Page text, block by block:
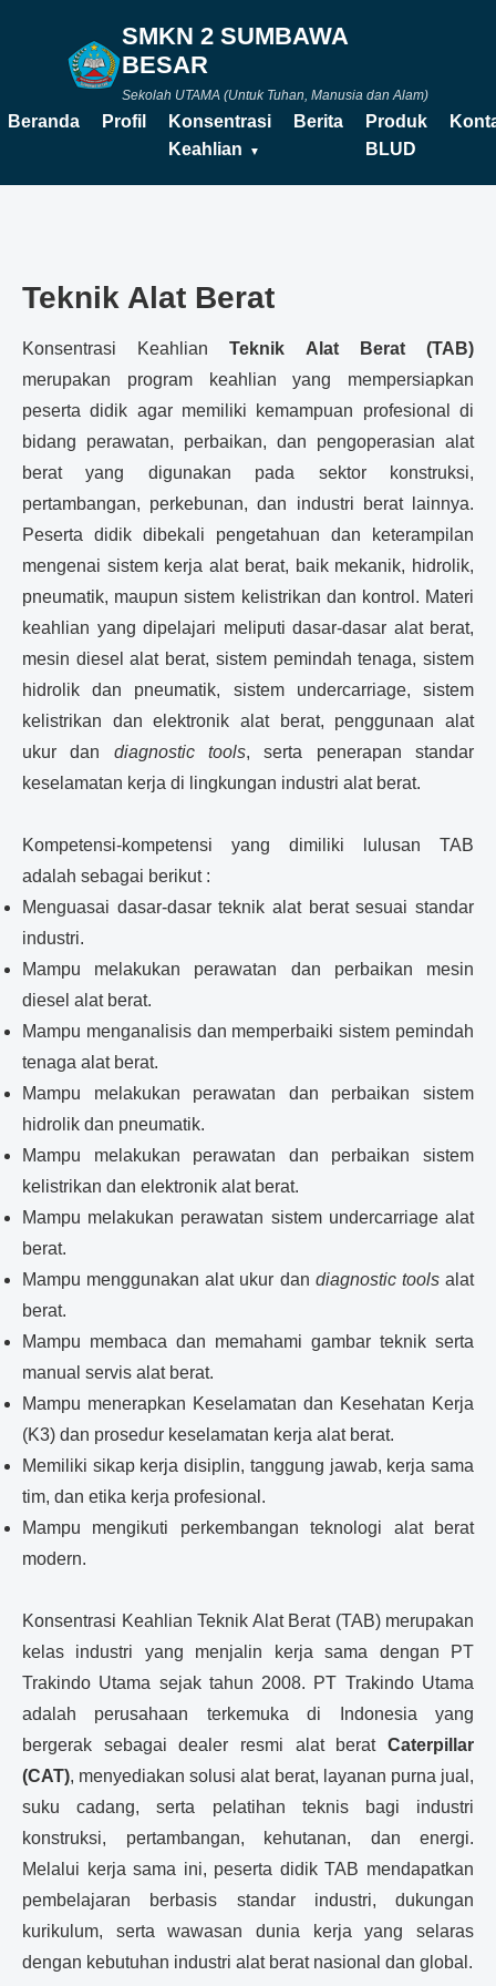
SMKN 2 SUMBAWA
BESAR
Sekolah UTAMA (Untuk Tuhan, Manusia dan Alam)
Beranda Profil
Konsentrasi
Keahlian
Berita
Produk
BLUD
Teknik Alat Berat
Konsentrasi Keahlian Teknik Alat Berat (TAB)
merupakan program keahlian yang mempersiapkan
peserta didik agar memiliki kemampuan profesional di
bidang perawatan, perbaikan, dan pengoperasian alat
berat yang digunakan pada sektor konstruksi,
pertambangan, perkebunan, dan industri berat lainnya.
Peserta didik dibekali pengetahuan dan keterampilan
mengenai sistem kerja alat berat, baik mekanik, hidrolik,
pneumatik, maupun sistem kelistrikan dan kontrol. Materi
keahlian yang dipelajari meliputi dasar-dasar alat berat,
mesin diesel alat berat, sistem pemindah tenaga, sistem
hidrolik dan pneumatik, sistem undercarriage, sistem
kelistrikan dan elektronik alat berat, penggunaan alat
ukur dan diagnostic tools, serta penerapan standar
keselamatan kerja di lingkungan industri alat berat.
Kompetensi-kompetensi yang dimiliki lulusan TAB
adalah sebagai berikut :
Menguasai dasar-dasar teknik alat berat sesuai standar
industri.
Mampu melakukan perawatan dan perbaikan mesin
diesel alat berat.
Mampu menganalisis dan memperbaiki sistem pemindah
tenaga alat berat.
Mampu melakukan perawatan dan perbaikan sistem
hidrolik dan pneumatik.
Mampu melakukan perawatan dan perbaikan sistem
kelistrikan dan elektronik alat berat.
Mampu melakukan perawatan sistem undercarriage alat
berat.
Mampu menggunakan alat ukur dan diagnostic toolsalat
berat.
Mampu membaca dan memahami gambar teknik serta
manual servis alat berat.
Mampu menerapkan Keselamatan dan Kesehatan Kerja
(K3) dan prosedur keselamatan kerja alat berat.
Memiliki sikap kerja disiplin, tanggung jawab, kerja sama
tim, dan etika kerja profesional.
Mampu mengikuti perkembangan teknologi alat berat
modern.
Konsentrasi Keahlian Teknik Alat Berat (TAB) merupakan
kelas industri yang menjalin kerja sama dengan PT
Trakindo Utama sejak tahun 2008. PT Trakindo Utama
adalah perusahaan terkemuka di Indonesia yang
bergerak sebagai dealer resmi alat berat Caterpillar
(CAT), menyediakan solusi alat berat, layanan purna jual,
suku cadang, serta pelatihan teknis bagi industri
konstruksi, pertambangan, kehutanan, dan energi.
Melalui kerja sama ini, peserta didik TAB mendapatkan
pembelajaran berbasis standar industri, dukungan
kurikulum, serta wawasan dunia kerja yang selaras
dengan kebutuhan industri alat berat nasional dan global.